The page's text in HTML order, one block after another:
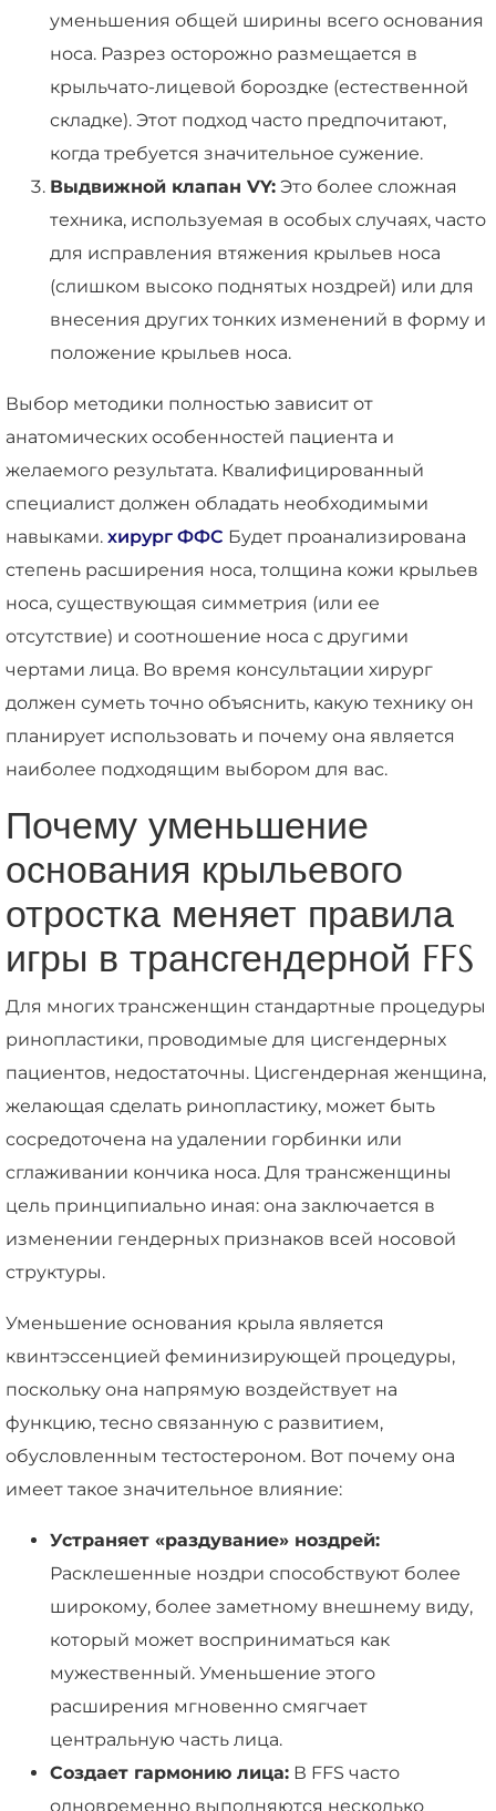
уменьшения общей ширины всего основания
носа. Разрез осторожно размещается в
крыльчато-лицевой бороздке (естественной
складке). Этот подход часто предпочитают,
когда требуется значительное сужение.
Выдвижной клапан VY: Это более сложная
техника, используемая в особых случаях, часто
для исправления втяжения крыльев носа
(слишком высоко поднятых ноздрей) или для
внесения других тонких изменений в форму и
положение крыльев носа.
Выбор методики полностью зависит от
анатомических особенностей пациента и
желаемого результата. Квалифицированный
специалист должен обладать необходимыми
навыками. хирург ФФС Будет проанализирована
степень расширения носа, толщина кожи крыльев
носа, существующая симметрия (или ее
отсутствие) и соотношение носа с другими
чертами лица. Во время консультации хирург
должен суметь точно объяснить, какую технику он
планирует использовать и почему она является
наиболее подходящим выбором для вас.
Почему уменьшение
основания крыльевого
отростка меняет правила
игры в трансгендерной FFS
Для многих трансженщин стандартные процедуры
ринопластики, проводимые для цисгендерных
пациентов, недостаточны. Цисгендерная женщина,
желающая сделать ринопластику, может быть
сосредоточена на удалении горбинки или
сглаживании кончика носа. Для трансженщины
цель принципиально иная: она заключается в
изменении гендерных признаков всей носовой
структуры.
Уменьшение основания крыла является
квинтэссенцией феминизирующей процедуры,
поскольку она напрямую воздействует на
функцию, тесно связанную с развитием,
обусловленным тестостероном. Вот почему она
имеет такое значительное влияние:
Устраняет «раздувание» ноздрей:
Расклешенные ноздри способствуют более
широкому, более заметному внешнему виду,
который может восприниматься как
мужественный. Уменьшение этого
расширения мгновенно смягчает
центральную часть лица.
Создает гармонию лица: В FFS часто
одновременно выполняются несколько